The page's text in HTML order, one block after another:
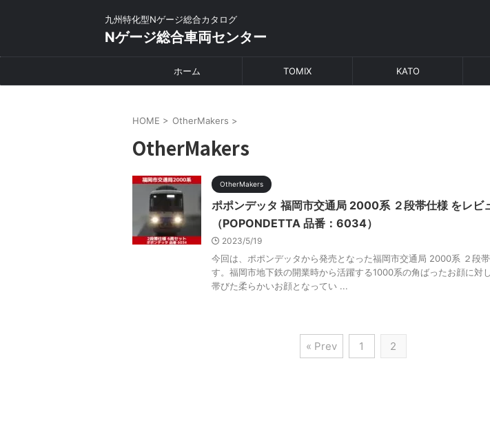
九州特化型Nゲージ総合カタログ
Nゲージ総合車両センター
ホーム TOMIX KATO
HOME > OtherMakers >
OtherMakers
OtherMakers
ポポンデッタ 福岡市交通局 2000系 ２段帯仕様 をレビ
（POPONDETTA 品番：6034）
2023/5/19
今回は、ポポンデッタから発売となった福岡市交通局 2000系 ２段
す。福岡市地下鉄の開業時から活躍する1000系の角ばったお顔に対
帯びた柔らかいお顔となってい ...
« Prev 1 2